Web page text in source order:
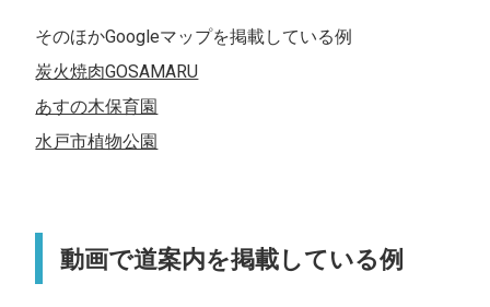
そのほかGoogleマップを掲載している例
炭火焼肉GOSAMARU
あすの木保育園
水戸市植物公園
動画で道案内を掲載している例